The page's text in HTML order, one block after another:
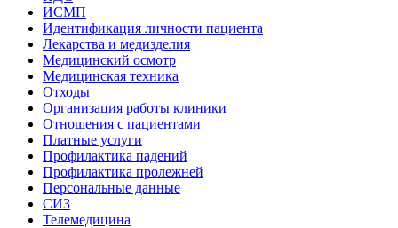
ИСМП
Идентификация личности пациента
Лекарства и медизделия
Медицинский осмотр
Медицинская техника
Отходы
Организация работы клиники
Отношения с пациентами
Платные услуги
Профилактика падений
Профилактика пролежней
Персональные данные
СИЗ
Телемедицина